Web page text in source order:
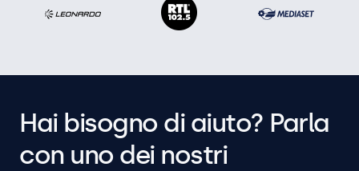
Hai bisogno di aiuto? Parla
con uno dei nostri